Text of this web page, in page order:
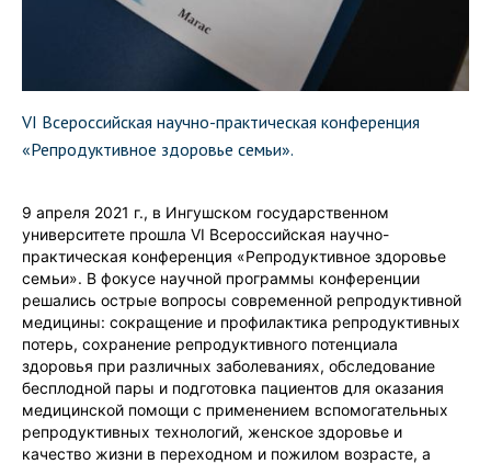
VI Всероссийская научно-практическая конференция
«Репродуктивное здоровье семьи».
9 апреля 2021 г., в Ингушском государственном
университете прошла VI Всероссийская научно-
практическая конференция «Репродуктивное здоровье
семьи». В фокусе научной программы конференции
решались острые вопросы современной репродуктивной
медицины: сокращение и профилактика репродуктивных
потерь, сохранение репродуктивного потенциала
здоровья при различных заболеваниях, обследование
бесплодной пары и подготовка пациентов для оказания
медицинской помощи с применением вспомогательных
репродуктивных технологий, женское здоровье и
качество жизни в переходном и пожилом возрасте, а